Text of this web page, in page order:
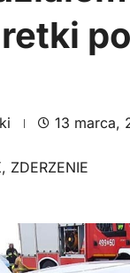
13 marca,
, ZDERZENIE